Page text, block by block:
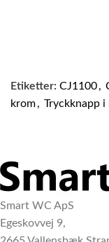
Etiketter: CJ1100,
krom, Tryckknapp i
Smart WC ApS
Egeskovvej 9,